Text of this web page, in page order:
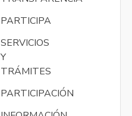
PARTICIPA
SERVICIOS
Y
TRÁMITES
PARTICIPACIÓN